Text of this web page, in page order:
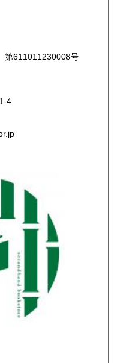
山県 550円
島県
福岡県
分県
児島県
第611011230008号
4